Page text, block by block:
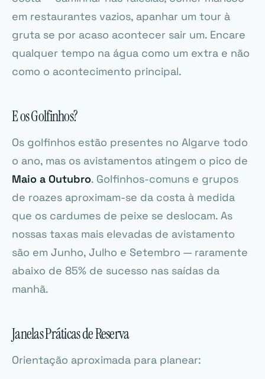
em restaurantes vazios, apanhar um tour à
gruta se por acaso acontecer sair um. Encare
qualquer tempo na água como um extra e não
como o acontecimento principal.
E os Golfinhos?
Os golfinhos estão presentes no Algarve todo
o ano, mas os avistamentos atingem o pico de
Maio a Outubro. Golfinhos-comuns e grupos
de roazes aproximam-se da costa à medida
que os cardumes de peixe se deslocam. As
nossas taxas mais elevadas de avistamento
são em Junho, Julho e Setembro — raramente
abaixo de 85% de sucesso nas saídas da
manhã.
Janelas Práticas de Reserva
Orientação aproximada para planear: